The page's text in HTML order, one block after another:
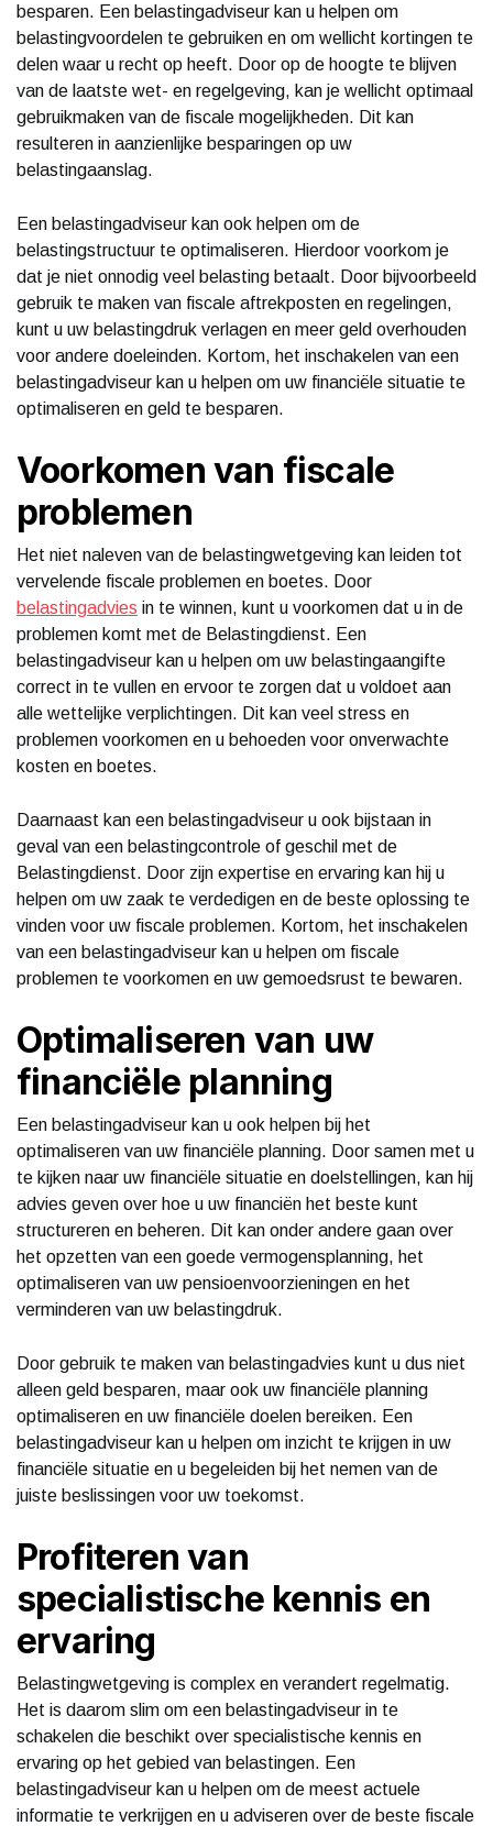
besparen. Een belastingadviseur kan u helpen om
belastingvoordelen te gebruiken en om wellicht kortingen te
delen waar u recht op heeft. Door op de hoogte te blijven
van de laatste wet- en regelgeving, kan je wellicht optimaal
gebruikmaken van de fiscale mogelijkheden. Dit kan
resulteren in aanzienlijke besparingen op uw
belastingaanslag.
Een belastingadviseur kan ook helpen om de
belastingstructuur te optimaliseren. Hierdoor voorkom je
dat je niet onnodig veel belasting betaalt. Door bijvoorbeeld
gebruik te maken van fiscale aftrekposten en regelingen,
kunt u uw belastingdruk verlagen en meer geld overhouden
voor andere doeleinden. Kortom, het inschakelen van een
belastingadviseur kan u helpen om uw financiële situatie te
optimaliseren en geld te besparen.
Voorkomen van fiscale
problemen
Het niet naleven van de belastingwetgeving kan leiden tot
vervelende fiscale problemen en boetes. Door
belastingadvies in te winnen, kunt u voorkomen dat u in de
problemen komt met de Belastingdienst. Een
belastingadviseur kan u helpen om uw belastingaangifte
correct in te vullen en ervoor te zorgen dat u voldoet aan
alle wettelijke verplichtingen. Dit kan veel stress en
problemen voorkomen en u behoeden voor onverwachte
kosten en boetes.
Daarnaast kan een belastingadviseur u ook bijstaan in
geval van een belastingcontrole of geschil met de
Belastingdienst. Door zijn expertise en ervaring kan hij u
helpen om uw zaak te verdedigen en de beste oplossing te
vinden voor uw fiscale problemen. Kortom, het inschakelen
van een belastingadviseur kan u helpen om fiscale
problemen te voorkomen en uw gemoedsrust te bewaren.
Optimaliseren van uw
financiële planning
Een belastingadviseur kan u ook helpen bij het
optimaliseren van uw financiële planning. Door samen met u
te kijken naar uw financiële situatie en doelstellingen, kan hij
advies geven over hoe u uw financiën het beste kunt
structureren en beheren. Dit kan onder andere gaan over
het opzetten van een goede vermogensplanning, het
optimaliseren van uw pensioenvoorzieningen en het
verminderen van uw belastingdruk.
Door gebruik te maken van belastingadvies kunt u dus niet
alleen geld besparen, maar ook uw financiële planning
optimaliseren en uw financiële doelen bereiken. Een
belastingadviseur kan u helpen om inzicht te krijgen in uw
financiële situatie en u begeleiden bij het nemen van de
juiste beslissingen voor uw toekomst.
Profiteren van
specialistische kennis en
ervaring
Belastingwetgeving is complex en verandert regelmatig.
Het is daarom slim om een belastingadviseur in te
schakelen die beschikt over specialistische kennis en
ervaring op het gebied van belastingen. Een
belastingadviseur kan u helpen om de meest actuele
informatie te verkrijgen en u adviseren over de beste fiscale